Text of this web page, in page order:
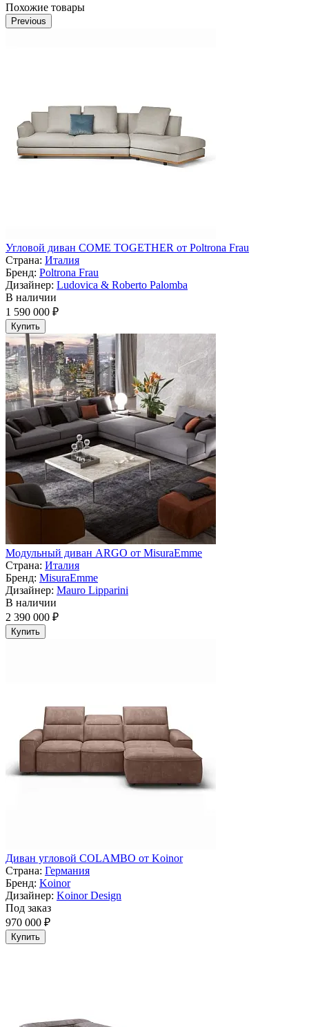
Похожие товары
Previous
Угловой диван COME TOGETHER от Poltrona Frau
Страна: Италия
Бренд: Poltrona Frau
Дизайнер: Ludovica & Roberto Palomba
В наличии
1 590 000 ₽
Купить
Модульный диван ARGO от MisuraEmme
Страна: Италия
Бренд: MisuraEmme
Дизайнер: Mauro Lipparini
В наличии
2 390 000 ₽
Купить
Диван угловой COLAMBO от Koinor
Страна: Германия
Бренд: Koinor
Дизайнер: Koinor Design
Под заказ
970 000 ₽
Купить